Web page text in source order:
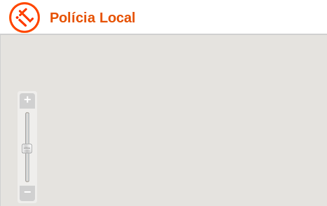
Polícia Local
+
−